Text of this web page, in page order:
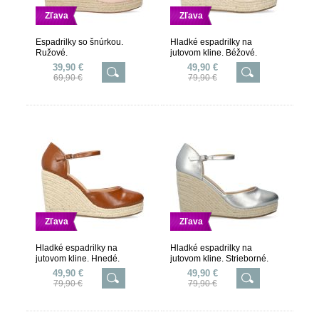
Zľava
Espadrilky so šnúrkou.
Ružové.
39,90 €
69,90 €
Zľava
Hladké espadrilky na
jutovom kline. Béžové.
49,90 €
79,90 €
Zľava
Hladké espadrilky na
jutovom kline. Hnedé.
49,90 €
79,90 €
Zľava
Hladké espadrilky na
jutovom kline. Strieborné.
49,90 €
79,90 €